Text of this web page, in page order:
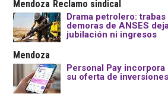
Mendoza Reclamo sindical
Drama petrolero:
demoras de ANSES
jubilación ni ingresos
Mendoza
Personal Pay incorpora
su oferta de inversiones